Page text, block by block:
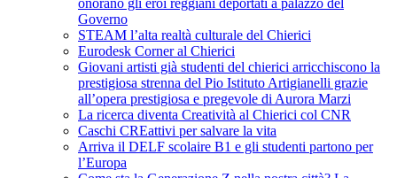
onorano gli eroi reggiani deportati a palazzo del
Governo
STEAM l’alta realtà culturale del Chierici
Eurodesk Corner al Chierici
Giovani artisti già studenti del chierici arricchiscono la
prestigiosa strenna del Pio Istituto Artigianelli grazie
all’opera prestigiosa e pregevole di Aurora Marzi
La ricerca diventa Creatività al Chierici col CNR
Caschi CREattivi per salvare la vita
Arriva il DELF scolaire B1 e gli studenti partono per
l’Europa